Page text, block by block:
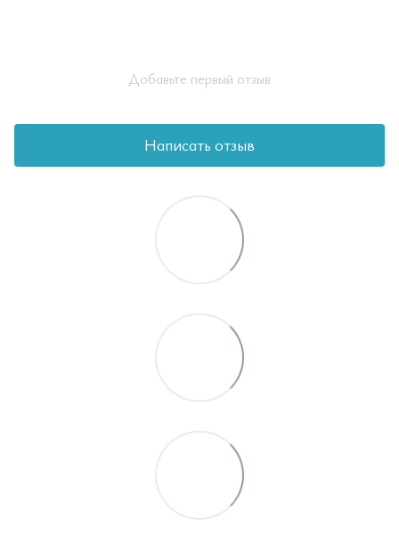
Добавьте первый отзыв
Написать отзыв